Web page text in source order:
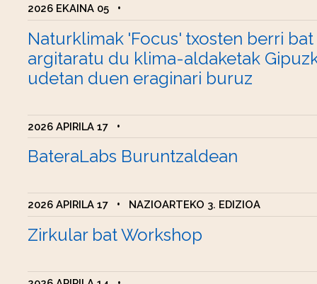
2026 EKAINA 05 •
Naturklimak 'Focus' txosten berri bat
argitaratu du klima-aldaketak
udetan duen eraginari buruz
2026 APIRILA 17 •
BateraLabs Buruntzaldean
2026 APIRILA 17 • NAZIOARTEKO 3. EDIZIOA
Zirkular bat Workshop